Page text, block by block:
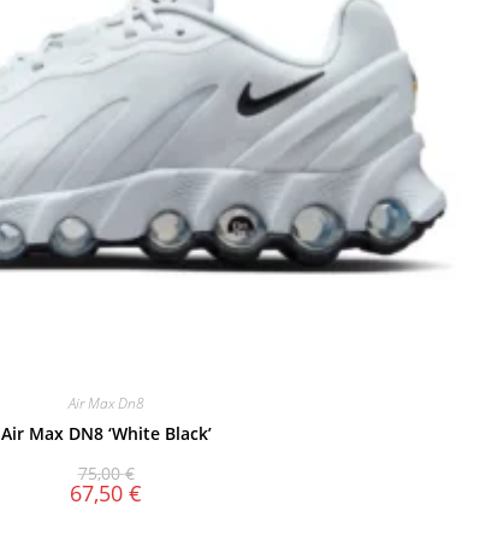
Air Max Dn8
Air Max DN8 ‘White Black’
75,00€
67,50 €